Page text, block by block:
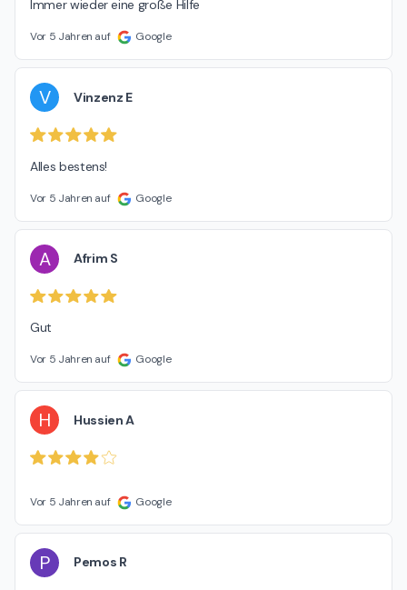
Immer wieder eine große Hilfe
Vor 5 Jahren auf Google
V Vinzenz E
Alles bestens!
Vor 5 Jahren auf Google
A Afrim S
Gut
Vor 5 Jahren auf Google
H Hussien A
Vor 5 Jahren auf Google
P Pemos R